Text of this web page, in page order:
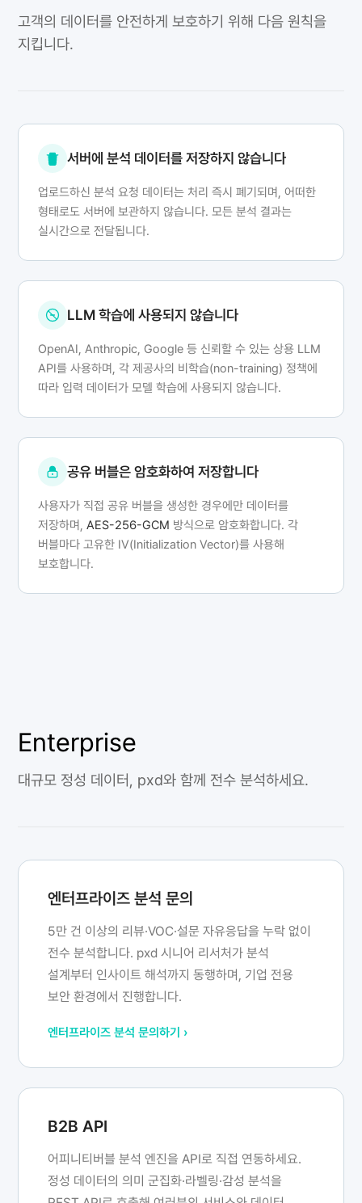
고객의 데이터를 안전하게 보호하기 위해 다음 원칙을
지킵니다.
서버에 분석 데이터를 저장하지 않습니다
업로드하신 분석 요청 데이터는 처리 즉시 폐기되며, 어떠한
형태로도 서버에 보관하지 않습니다. 모든 분석 결과는
실시간으로 전달됩니다.
LLM 학습에 사용되지 않습니다
OpenAI, Anthropic, Google 등 신뢰할 수 있는 상용 LLM
API를 사용하며, 각 제공사의 비학습(non-training) 정책에
따라 입력 데이터가 모델 학습에 사용되지 않습니다.
공유 버블은 암호화하여 저장합니다
사용자가 직접 공유 버블을 생성한 경우에만 데이터를
저장하며,AES-256-GCM 방식으로 암호화합니다. 각
버블마다 고유한 IV(Initialization Vector)를 사용해
보호합니다.
Enterprise
대규모 정성 데이터, pxd와 함께 전수 분석하세요.
엔터프라이즈 분석 문의
5만 건 이상의 리뷰·VOC·설문 자유응답을 누락 없이
전수 분석합니다. pxd 시니어 리서처가 분석
설계부터 인사이트 해석까지 동행하며, 기업 전용
보안 환경에서 진행합니다.
엔터프라이즈 분석 문의하기 ›
B2B API
어피니티버블 분석 엔진을 API로 직접 연동하세요.
정성 데이터의 의미 군집화·라벨링·감성 분석을